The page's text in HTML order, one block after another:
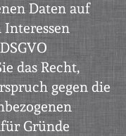
Daten auf
das Recht,
gegen die
Gründe